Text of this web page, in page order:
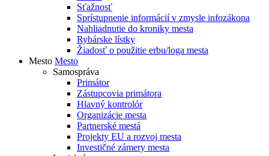
Sťažnosť
Sprístupnenie informácií v zmysle infozákona
Nahliadnutie do kroniky mesta
Rybárske lístky
Žiadosť o použitie erbu/loga mesta
Mesto Mesto
Samospráva
Primátor
Zástupcovia primátora
Hlavný kontrolór
Organizácie mesta
Partnerské mestá
Projekty EU a rozvoj mesta
Investičné zámery mesta